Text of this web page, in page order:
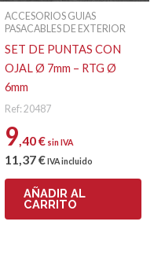
ACCESORIOS GUIAS
PASACABLES DE EXTERIOR
SET DE PUNTAS CON
OJAL Ø 7mm – RTG Ø
6mm
Ref: 20487
9,40€ sin IVA
11,37€IVA incluido
AÑADIR AL
CARRITO